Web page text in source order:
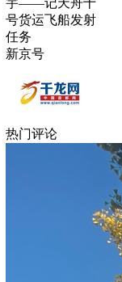
号货运飞船发射
任务
新京号
热门评论